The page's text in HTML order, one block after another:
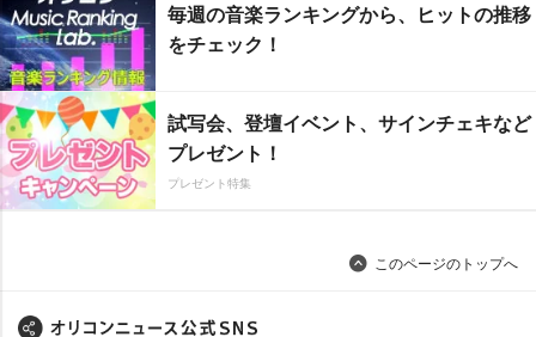
毎週の音楽ランキングから、ヒットの推移
をチェック！
試写会、登壇イベント、サインチェキなど
プレゼント！
プレゼント特集
このページのトップへ